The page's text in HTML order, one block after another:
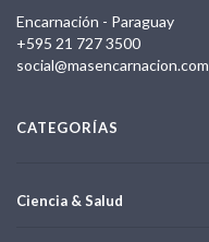
Encarnación - Paraguay
+595 21 727 3500
social@masencarnacion.com
CATEGORÍAS
Ciencia & Salud